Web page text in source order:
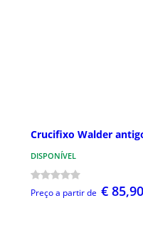
Crucifixo Walder
DISPONÍVEL
Preço a partir de € 85,90